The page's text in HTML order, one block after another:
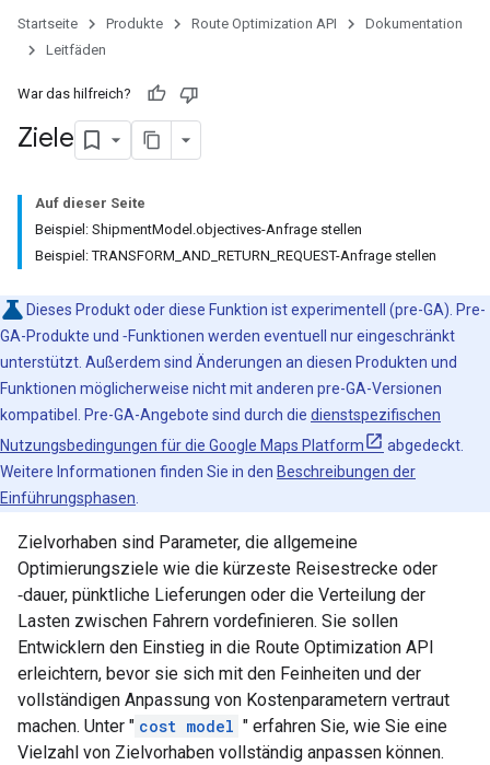
Startseite Produkte Route Optimization API
Dokumentation
Leitfäden
War das hilfreich?
Ziele
Auf dieser Seite
Beispiel: ShipmentModel.objectives-Anfrage stellen
Beispiel: TRANSFORM_AND_RETURN_REQUEST-Anfrage stellen
Dieses Produkt oder diese Funktion ist experimentell (pre-GA). Pre-
GA-Produkte und ‑Funktionen werden eventuell nur eingeschränkt
unterstützt. Außerdem sind Änderungen an diesen Produkten und
Funktionen möglicherweise nicht mit anderen pre-GA-Versionen
kompatibel. Pre-GA-Angebote sind durch die dienstspezifischen
Nutzungsbedingungen für die Google Maps Platform
abgedeckt.
Weitere Informationen finden Sie in den Beschreibungen der
Einführungsphasen
Zielvorhaben sind Parameter, die allgemeine
Optimierungsziele wie die kürzeste Reisestrecke oder
‑dauer, pünktliche Lieferungen oder die Verteilung der
Lasten zwischen Fahrern vordefinieren. Sie sollen
Entwicklern den Einstieg in die Route Optimization API
erleichtern, bevor sie sich mit den Feinheiten und der
vollständigen Anpassung von Kostenparametern vertraut
machen. Unter " cost model " erfahren Sie, wie Sie eine
Vielzahl von Zielvorhaben vollständig anpassen können.